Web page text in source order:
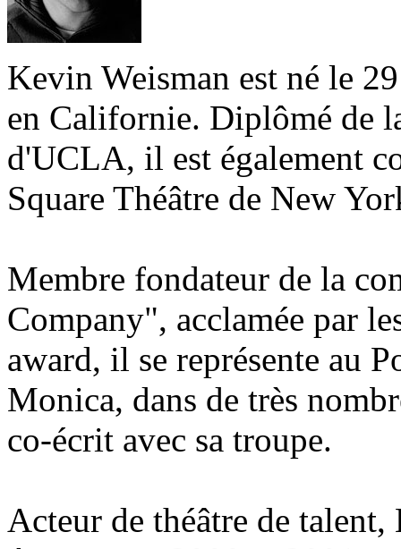
Kevin Weisman est né le
en Californie. Diplômé de
d'UCLA, il est également
Square Théâtre de New
Membre fondateur de la
Company", acclamée par
award, il se représente au
Monica, dans de très
co-écrit avec sa troupe.
Acteur de théâtre de